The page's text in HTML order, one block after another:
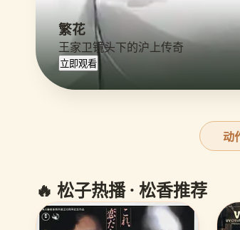
繁花
王家卫镜头下的沪上传奇
立即观看
动
🔥 松子热播 · 松香推荐